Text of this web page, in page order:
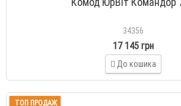
34356
17 145 грн
До кошика
ТОП ПРОДАЖ